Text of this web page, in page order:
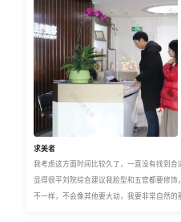
求美者
我考虑这方面时间比较久了，一直没有找到
显得很平刘院综合建议我脸型和五官都要修
不一样，不会像其他要大动，我要非常自然的